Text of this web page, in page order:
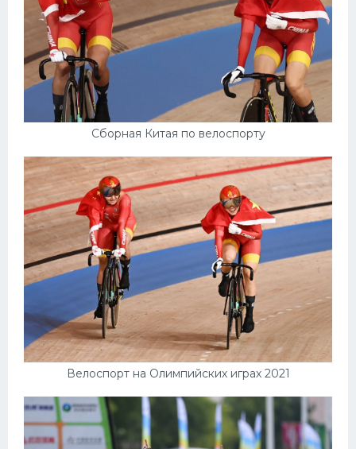
Сборная Китая по велоспорту
Велоспорт на Олимпийских играх 2021